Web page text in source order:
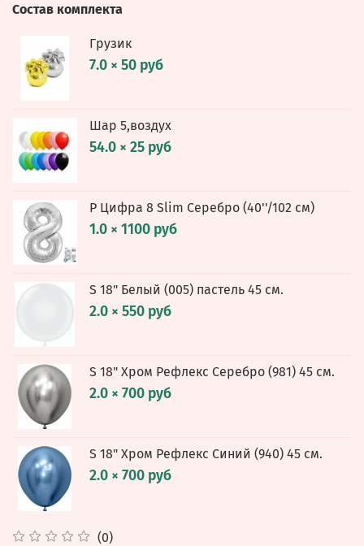
(0)
Состав комплекта
Грузик
7.0 × 50 руб
Шар 5,воздух
54.0 × 25 руб
Р Цифра 8 Slim Серебро (40''/102 см)
1.0 × 1100 руб
S 18" Белый (005) пастель 45 см.
2.0 × 550 руб
S 18" Хром Рефлекс Серебро (981) 45 см.
2.0 × 700 руб
S 18" Хром Рефлекс Синий (940) 45 см.
2.0 × 700 руб